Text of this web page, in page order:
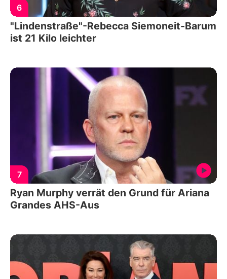
6
"Lindenstraße"-Rebecca Siemoneit-Barum
ist 21 Kilo leichter
7
Ryan Murphy verrät den Grund für Ariana
Grandes AHS-Aus